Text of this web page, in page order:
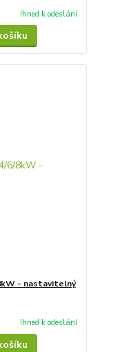
Ihned k odeslání
- nastavitelný
Ihned k odeslání